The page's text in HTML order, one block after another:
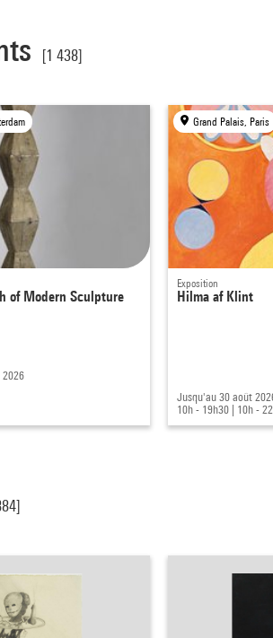
[1 438]
of Modern Sculpture
2026
Grand Palais, Paris
Exposition
Hilma af Klint
Jusqu'au 30 août
10h - 19h30
10h -